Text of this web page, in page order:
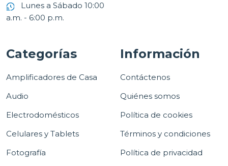
Lunes a Sábado 10:00
a.m. - 6:00 p.m.
Categorías
Amplificadores de Casa
Audio
Electrodomésticos
Celulares y Tablets
Fotografía
Información
Contáctenos
Quiénes somos
Política de cookies
Términos y condiciones
Política de privacidad